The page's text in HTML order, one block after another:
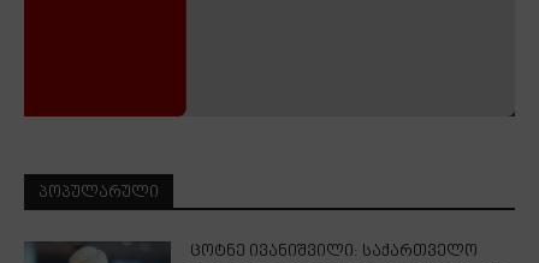
ᲞᲝᲞᲣᲚᲐᲠᲣᲚᲘ
ცოტნე ივანიშვილი: საქართველო